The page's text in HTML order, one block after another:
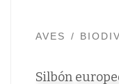
AVES
Silbón